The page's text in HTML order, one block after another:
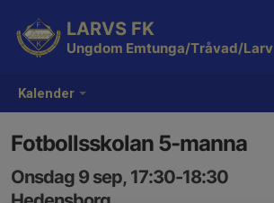
Kalender
LARVS FK
Ungdom Emtunga/Tråvad/Larv
Fotbollsskolan 5-manna
Onsdag 9 sep, 17:30-18:30